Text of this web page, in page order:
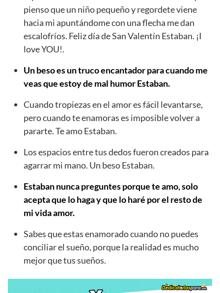
pienso que un niño pequeño y regordete viene
hacia mi apuntándome con una flecha me dan
escalofríos. Feliz día de San Valentín Estaban. ¡I
love YOU!.
Un beso es un truco encantador para cuando me
veas que estoy de mal humor Estaban.
Cuando tropiezas en el amor es fácil levantarse,
pero cuando te enamoras es imposible volver a
pararte. Te amo Estaban.
Los espacios entre tus dedos fueron creados para
agarrar mi mano. Un beso Estaban.
Estaban nunca preguntes porque te amo, solo
acepta que lo haga y que lo haré por el resto de
mi vida amor.
Sabes que estas enamorado cuando no puedes
conciliar el sueño, porque la realidad es mucho
mejor que tus sueños.